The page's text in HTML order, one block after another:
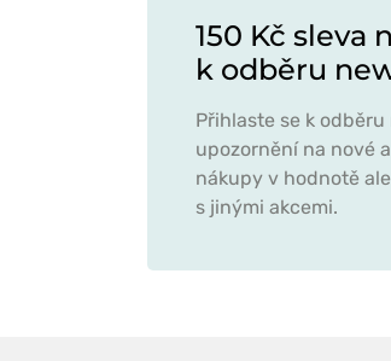
150 Kč sleva
k odběru
Přihlaste se k
upozornění na nové
nákupy v hodnotě
s jinými akcemi.